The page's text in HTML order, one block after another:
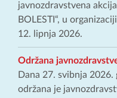
javnozdravstvena
BOLESTI“, u
12. lipnja 2026.
Održana
Dana 27. svibnja
održana je